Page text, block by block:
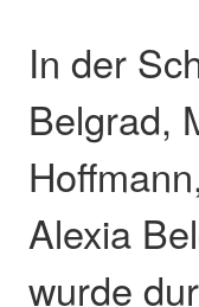
In der
Belgrad,
Alexia
wurde